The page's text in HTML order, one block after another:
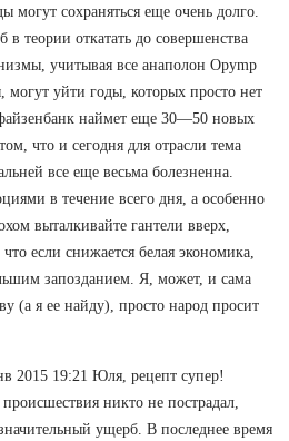
могут сохраняться еще очень долго.
в теории откатать до совершенства
учитывая все анаполон Opymp
уйти годы, которых просто нет
наймет еще 30—50 новых
что и сегодня для отрасли тема
все еще весьма болезненна.
в течение всего дня, а особенно
выталкивайте гантели вверх,
если снижается белая экономика,
запозданием. Я, может, и сама
(а я ее найду), просто народ просит
2015 19:21 Юля, рецепт супер!
происшествия никто не пострадал,
ущерб. В последнее время